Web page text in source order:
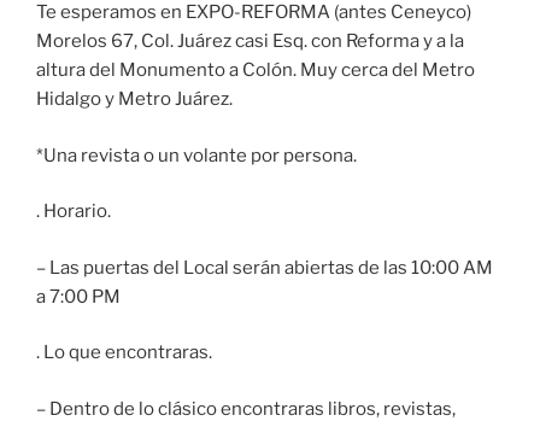
Te esperamos en EXPO-REFORMA (antes Ceneyco)
Morelos 67, Col. Juárez casi Esq. con Reforma y a la
altura del Monumento a Colón. Muy cerca del Metro
Hidalgo y Metro Juárez.
*Una revista o un volante por persona.
. Horario.
– Las puertas del Local serán abiertas de las 10:00 AM
a 7:00 PM
. Lo que encontraras.
– Dentro de lo clásico encontraras libros, revistas,